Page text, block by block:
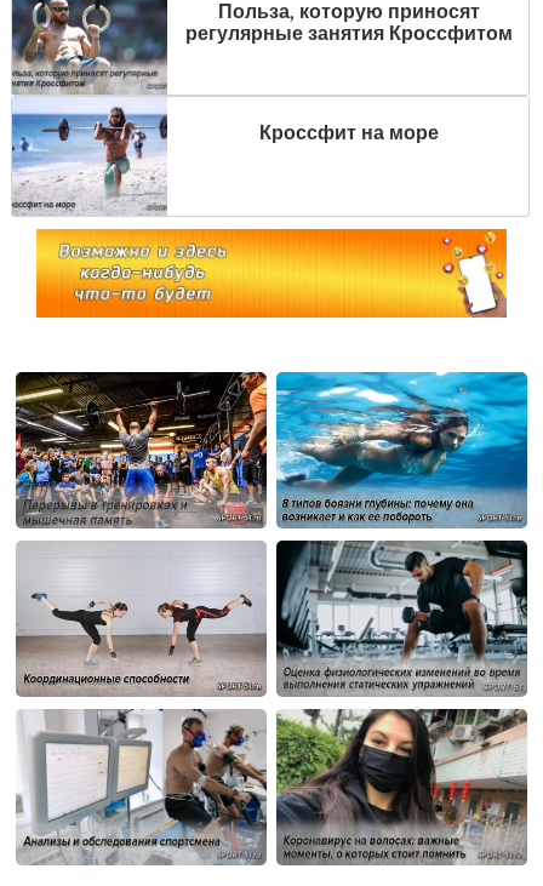
Польза, которую приносят
регулярные занятия Кроссфитом
Кроссфит на море